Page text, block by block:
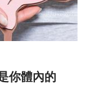
你體內的